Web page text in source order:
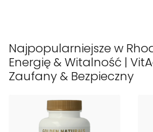
Najpopularniejsze w
Energię & Witalność |
Zaufany & Bezpieczny